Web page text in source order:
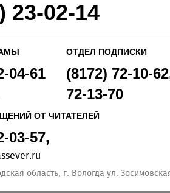
23-02-14
04-61
ОТДЕЛ ПОДПИСКИ
(8172) 72-10-
72-13-70
ОТ ЧИТАТЕЛЕЙ
03-57,
область, г. Вологда ул.